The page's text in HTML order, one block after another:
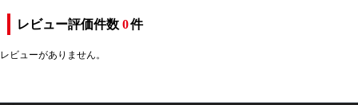
レビュー評価件数 0件
レビューがありません。